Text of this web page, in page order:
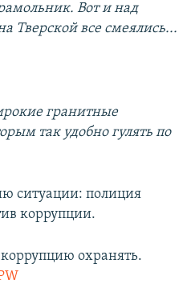
Вот и над
Тверской все смеялись...
гранитные
так удобно гулять по
ситуации: полиция
коррупции.
охранять.